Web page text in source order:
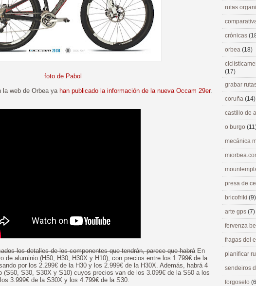
foto de Pabol
la web de Orbea ya han publicado la información de la nueva Occam 29er.
los detalles de los componentes que tendrán, parece que habráEn
de aluminio (H50, H30, H30X y H10), con precios entre los 1.799€ de la
por los 2.299€ de la H30 y los 2.999€ de la H30X. Además, habrá 4
(S50, S30, S30X y S10) cuyos precios van de los 3.099€ de la S50 a los
3.999€ de la S30X y los 4.799€ de la S30.
rutas
crónicas
orbea (18)
(17)
grabar
coruña (14)
castillo de
o burgo
mecánica
presa de
bricofriki (9)
arte gps (7)
fervenza
fragas del
planificar
sendeiros
forgoselo